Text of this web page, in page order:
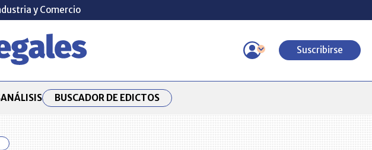
y Comercio
Suscribirse
ANÁLISIS BUSCADOR DE EDICTOS